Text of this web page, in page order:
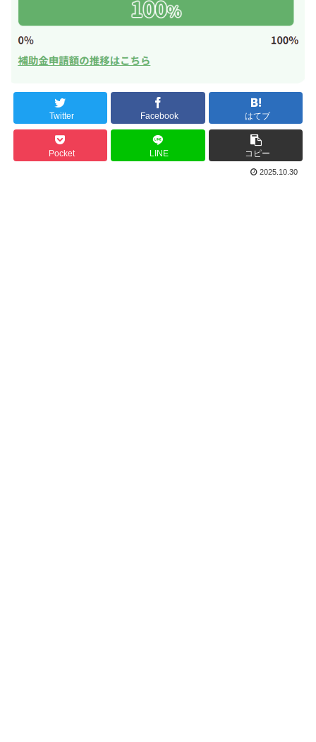
Twitter Facebook はてブ
Pocket LINE コピー
2025.10.30